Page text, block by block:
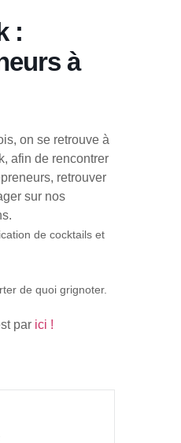
:
à
on se retrouve à
afin de rencontrer
retrouver
sur nos
de cocktails et
de quoi grignoter.
par ici !